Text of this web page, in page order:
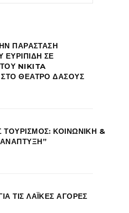
ΠΑΡΑΣΤΑΣΗ
ΕΥΡΙΠΙΔΗ ΣΕ
NIKITA
ΣΤΟ ΘΕΑΤΡΟ ΔΑΣΟΥΣ
ΤΟΥΡΙΣΜΟΣ: ΚΟΙΝΩΝΙΚΗ &
ΤΙΣ ΛΑΪΚΕΣ ΑΓΟΡΕΣ